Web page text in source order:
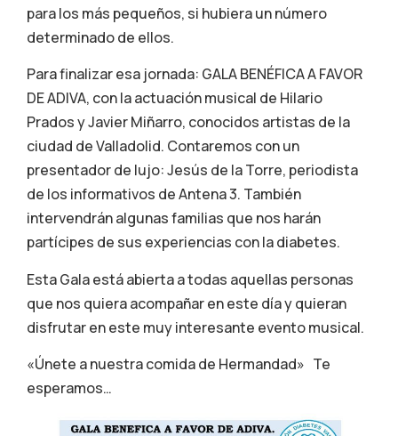
para los más pequeños, si hubiera un número
determinado de ellos.
Para finalizar esa jornada: GALA BENÉFICA A FAVOR
DE ADIVA, con la actuación musical de Hilario
Prados y Javier Miñarro, conocidos artistas de la
ciudad de Valladolid. Contaremos con un
presentador de lujo: Jesús de la Torre, periodista
de los informativos de Antena 3. También
intervendrán algunas familias que nos harán
partícipes de sus experiencias con la diabetes.
Esta Gala está abierta a todas aquellas personas
que nos quiera acompañar en este día y quieran
disfrutar en este muy interesante evento musical.
«Únete a nuestra comida de Hermandad» Te
esperamos…